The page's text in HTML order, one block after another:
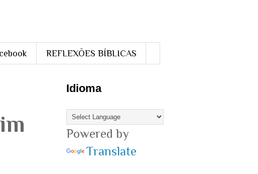
REFLEXÕES BÍBLICAS
Idioma
Powered by
Translate